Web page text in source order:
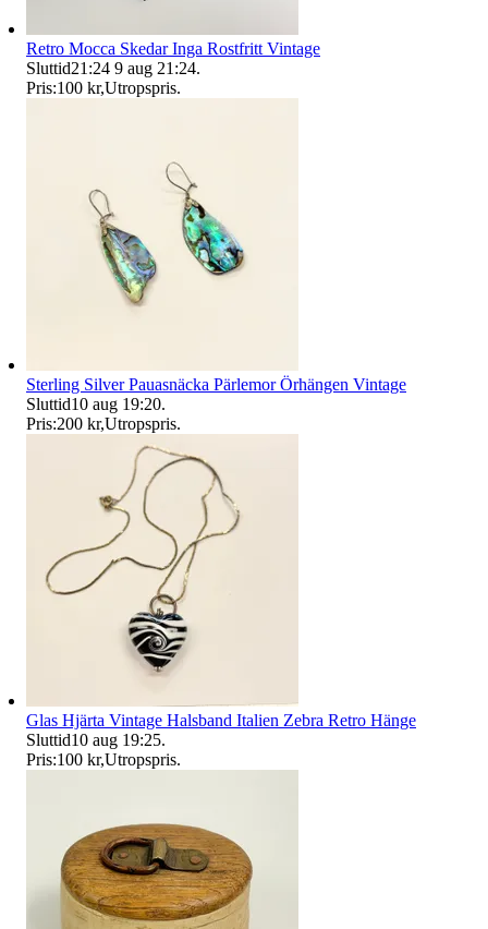
Retro Mocca Skedar Inga Rostfritt Vintage
Sluttid21:24 9 aug 21:24.
Pris:100 kr,Utropspris.
Sterling Silver Pauasnäcka Pärlemor Örhängen Vintage
Sluttid10 aug 19:20.
Pris:200 kr,Utropspris.
Glas Hjärta Vintage Halsband Italien Zebra Retro Hänge
Sluttid10 aug 19:25.
Pris:100 kr,Utropspris.